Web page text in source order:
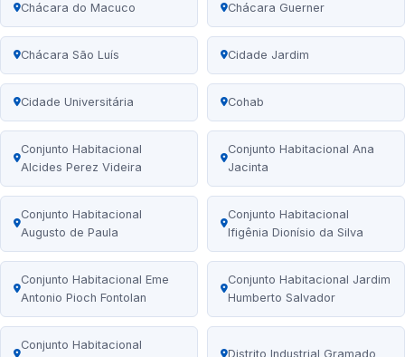
Chácara do Macuco Chácara Guerner
Chácara São Luís Cidade Jardim
Cidade Universitária Cohab
Conjunto Habitacional
Alcides Perez Videira
Conjunto Habitacional Ana
Jacinta
Conjunto Habitacional
Augusto de Paula
Conjunto Habitacional
Ifigênia Dionísio da Silva
Conjunto Habitacional Eme
Antonio Pioch Fontolan
Conjunto Habitacional Jardim
Humberto Salvador
Conjunto Habitacional
Distrito Industrial Gramado